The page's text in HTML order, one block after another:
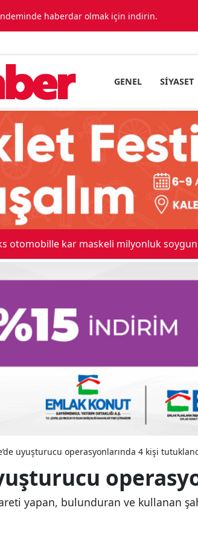
haberdar olmak için indirin.
GENEL SIYASET
otomobille kar maskeli milyonluk soygun
uyuşturucu operasyonlarında 4 kişi
yapan, bulunduran ve kullanan